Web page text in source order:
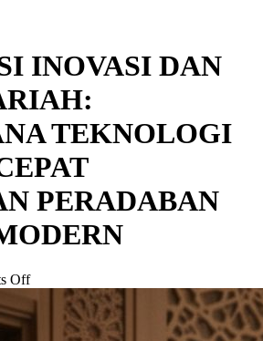
INOVASI DAN
TEKNOLOGI
PERADABAN
Off